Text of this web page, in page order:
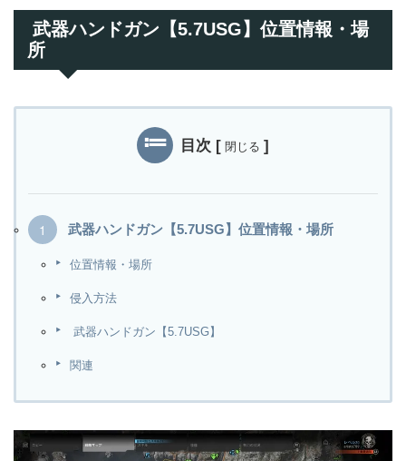
武器ハンドガン【5.7USG】位置情報・場
所
目次 [ 閉じる ]
武器ハンドガン【5.7USG】位置情報・場所
位置情報・場所
侵入方法
武器ハンドガン【5.7USG】
関連